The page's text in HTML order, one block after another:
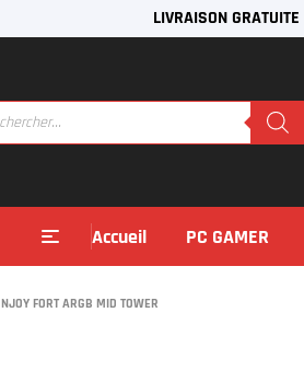
LIVRAISON GRATUITE
Accueil PC GAMER
NJOY FORT ARGB MID TOWER